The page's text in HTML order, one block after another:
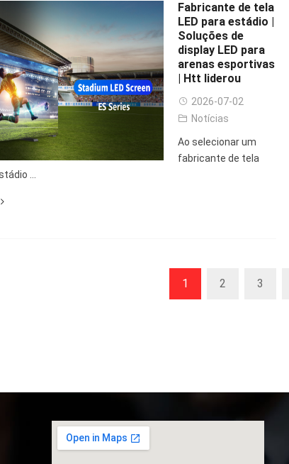
Fabricante de tela
LED para estádio |
Soluções de
display LED para
arenas esportivas
| Htt liderou
2026-07-02
Notícias
Ao selecionar um
fabricante de tela
...
1 2 3